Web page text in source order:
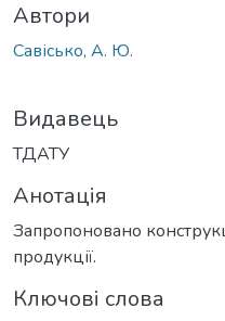
Автори
Савісько, А. Ю.
Видавець
ТДАТУ
Анотація
Запропоновано
продукції.
Ключові слова